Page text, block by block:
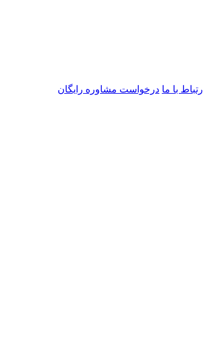
ارتباط با ما درخواست مشاوره رایگان